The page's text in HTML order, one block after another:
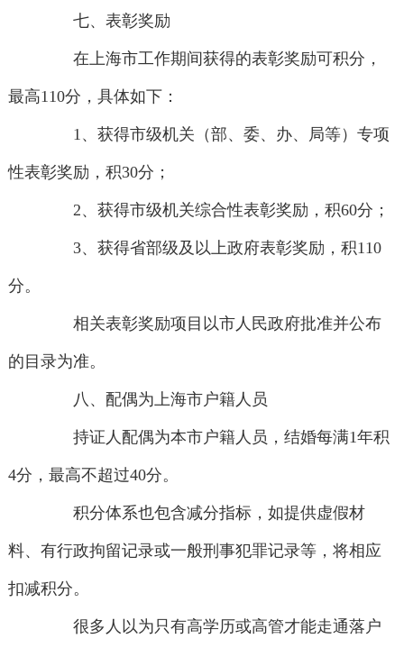
七、表彰奖励
在上海市工作期间获得的表彰奖励可积分，
最高110分，具体如下：
1、获得市级机关（部、委、办、局等）专项
性表彰奖励，积30分；
2、获得市级机关综合性表彰奖励，积60分；
3、获得省部级及以上政府表彰奖励，积110
分。
相关表彰奖励项目以市人民政府批准并公布
的目录为准。
八、配偶为上海市户籍人员
持证人配偶为本市户籍人员，结婚每满1年积
4分，最高不超过40分。
积分体系也包含减分指标，如提供虚假材
料、有行政拘留记录或一般刑事犯罪记录等，将相应
扣减积分。
很多人以为只有高学历或高管才能走通落户